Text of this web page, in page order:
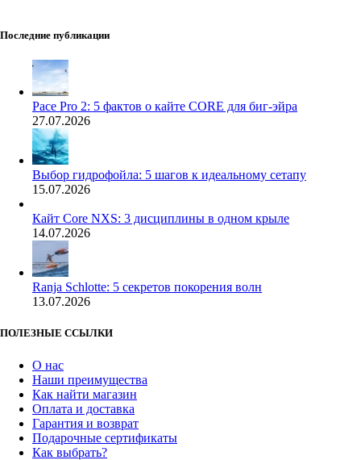
Последние публикации
Pace Pro 2: 5 фактов о кайте CORE для биг-эйра
27.07.2026
Выбор гидрофойла: 5 шагов к идеальному сетапу
15.07.2026
Кайт Core NXS: 3 дисциплины в одном крыле
14.07.2026
Ranja Schlotte: 5 секретов покорения волн
13.07.2026
ПОЛЕЗНЫЕ ССЫЛКИ
О нас
Наши преимущества
Как найти магазин
Оплата и доставка
Гарантия и возврат
Подарочные сертификаты
Как выбрать?